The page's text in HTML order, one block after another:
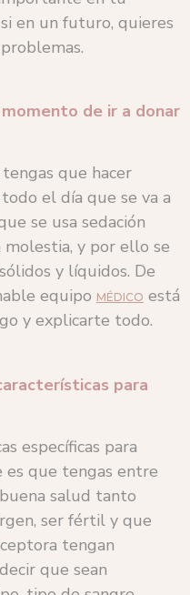
en un futuro, quieres
de ir a donar
que hacer
el día que se va a
se usa sedación
molestia, y por ello se
y líquidos. De
equipo MÉDICO está
y explicarte todo.
para
específicas para
que tengas entre
salud tanto
ser fértil y que
tengan
que sean